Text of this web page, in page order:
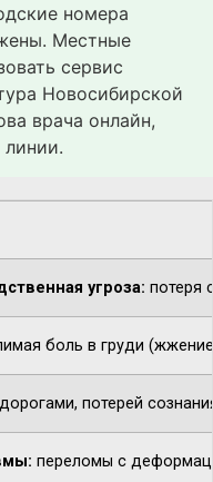
номера
Местные
сервис
Новосибирской
врача онлайн,
угроза: потеря
боль в груди
потерей
переломы с